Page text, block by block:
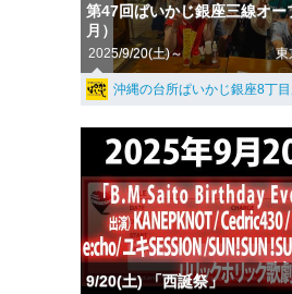
第47回ぱいかじ銀座三線オー
月）
2025/9/20(土)～ 東
沖縄の台所ぱいかじ銀座8丁
9/20(土) 「西誕祭」